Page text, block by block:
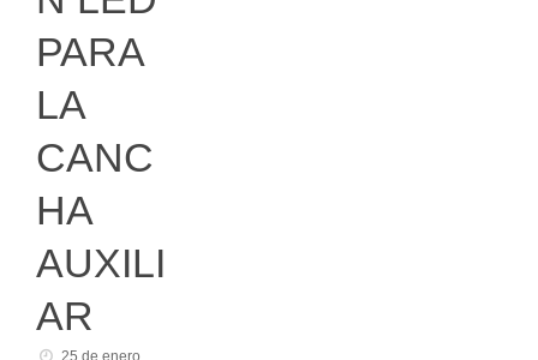
PARA
LA
CANC
HA
AUXILI
AR
25 de enero